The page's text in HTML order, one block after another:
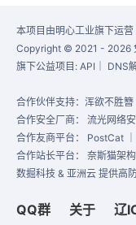
本项目由明心工业旗下运
Copyright © 2021 - 2026
旗下公益项目: API DNS
合作伙伴支持：浑欲不胜
合作安全厂商： 流光网络
合作友商平台： PostCat
合作站长平台： 奈斯猫架
数掘科技 & 亚洲云 提供高
QQ群 关于 辽